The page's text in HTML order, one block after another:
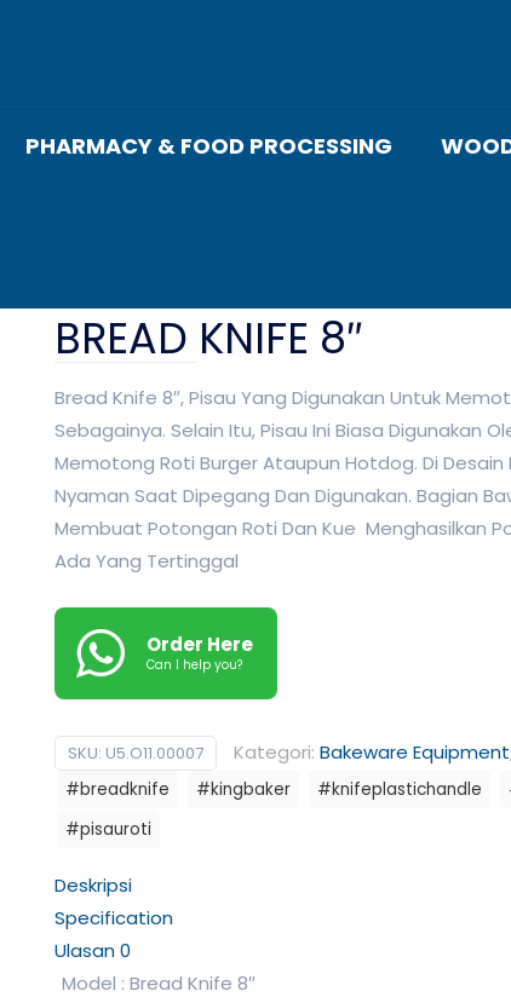
PHARMACY & FOOD PROCESSING
BREAD KNIFE 8″
Bread Knife 8″, Pisau Yang Digunakan Untuk
Sebagainya. Selain Itu, Pisau Ini Biasa Digunakan
Memotong Roti Burger Ataupun Hotdog. Di
Nyaman Saat Dipegang Dan Digunakan. Bagian
Membuat Potongan Roti Dan Kue Menghasilkan
Ada Yang Tertinggal
Order Here
Can I help you?
SKU: U5.O11.00007 Kategori: Bakeware Equipment
#breadknife #kingbaker #knifeplastichandle
#pisauroti
Deskripsi
Specification
Ulasan0
Model : Bread Knife 8″